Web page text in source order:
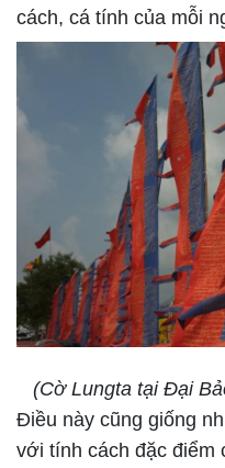
cách, cá tính của mỗi
(Cờ Lungta tại Đại
Điều này cũng giống
với tính cách đặc điểm